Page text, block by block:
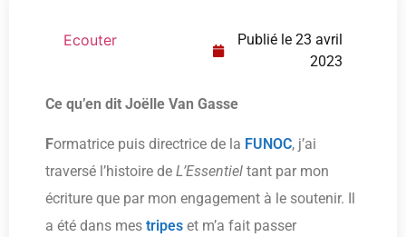
Ecouter Publié le 23 avril
2023
Ce qu’en dit Joëlle Van Gasse
Formatrice puis directrice de la FUNOC, j’ai
traversé l’histoire de L’Essentiel tant par mon
écriture que par mon engagement à le soutenir. Il
a été dans mes tripes et m’a fait passer